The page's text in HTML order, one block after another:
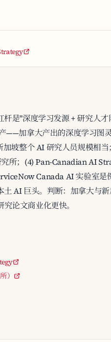
杆是"深度学习发源 + 研究人
——加拿大产出的深度学习图
加坡整个 AI 研究人员规模相
所；(4) Pan-Canadian AI
Canada AI 实验室
土 AI 巨头。判断：加拿大与
论文商业化更快。
）